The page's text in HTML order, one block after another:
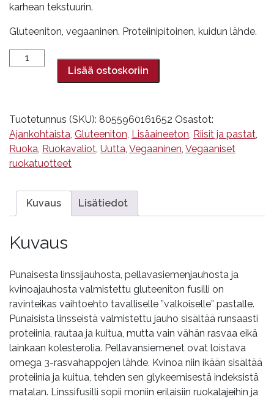
karhean tekstuurin.
Gluteeniton, vegaaninen. Proteiinipitoinen, kuidun lähde.
Punainen
linssifusilli,
Magnatera
määrä
Lisää ostoskoriin
Tuotetunnus (SKU): 8055960161652 Osastot:
Ajankohtaista, Gluteeniton, Lisäaineeton, Riisit ja pastat,
Ruoka, Ruokavaliot, Uutta, Vegaaninen, Vegaaniset
ruokatuotteet
Kuvaus Lisätiedot
Kuvaus
Punaisesta linssijauhosta, pellavasiemenjauhosta ja
kvinoajauhosta valmistettu gluteeniton fusilli on
ravinteikas vaihtoehto tavalliselle ”valkoiselle” pastalle.
Punaisista linsseistä valmistettu jauho sisältää runsaasti
proteiinia, rautaa ja kuitua, mutta vain vähän rasvaa eikä
lainkaan kolesterolia. Pellavansiemenet ovat loistava
omega 3-rasvahappojen lähde. Kvinoa niin ikään sisältää
proteiinia ja kuitua, tehden sen glykeemisestä indeksistä
matalan. Linssifusilli sopii moniin erilaisiin ruokalajeihin ja